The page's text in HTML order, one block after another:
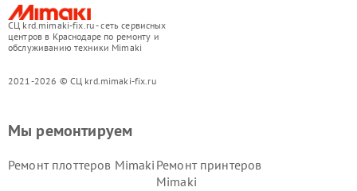
СЦ krd.mimaki-fix.ru - сеть сервисных
центров в Краснодаре по ремонту и
обслуживанию техники Mimaki
2021-2026 © СЦ krd.mimaki-fix.ru
Мы ремонтируем
Ремонт плоттеров Mimaki Ремонт принтеров
Mimaki